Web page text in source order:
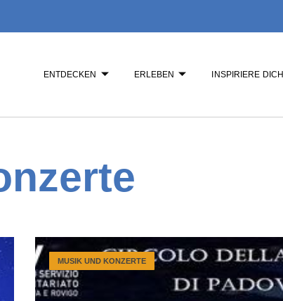
ENTDECKEN ERLEBEN INSPIRIERE DICH
MUSIK UND KONZERTE